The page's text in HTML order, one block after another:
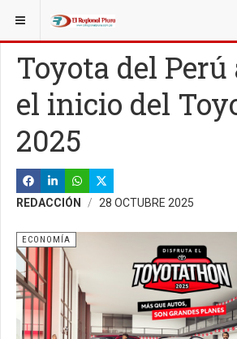
ESTÁ AQUÍ: NACIONALES
Toyota del
el inicio del
2025
REDACCIÓN 28 OCTUBRE 2025
ECONOMÍA